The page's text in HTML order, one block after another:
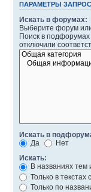
ПАРАМЕТРЫ
Искать в форумах:
Выберите форум
Поиск в подфорумах
отключили
Искать в
Да
Нет
Искать:
В названиях тем
Только в
Только по